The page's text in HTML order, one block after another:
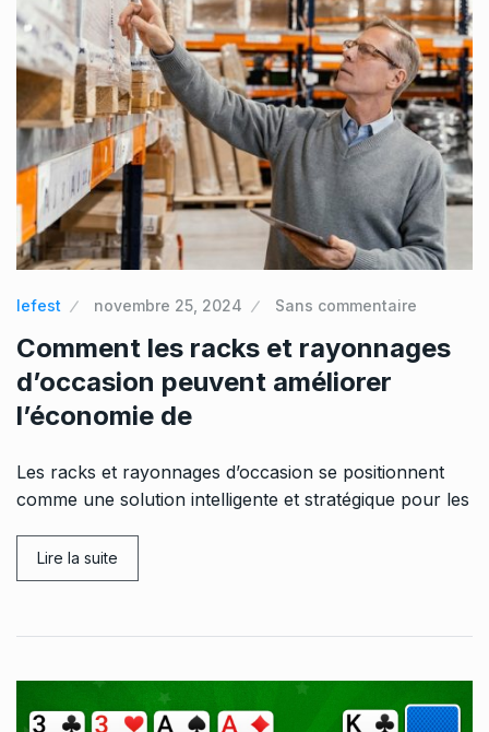
lefest novembre 25, 2024 Sans commentaire
Comment les racks et rayonnages
d’occasion peuvent améliorer
l’économie de
Les racks et rayonnages d’occasion se positionnent
comme une solution intelligente et stratégique pour les
Lire la suite